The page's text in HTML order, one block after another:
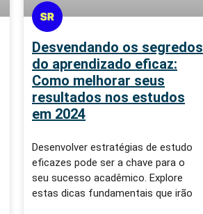
Desvendando os segredos
do aprendizado eficaz:
Como melhorar seus
resultados nos estudos
em 2024
Desenvolver estratégias de estudo
eficazes pode ser a chave para o
seu sucesso acadêmico. Explore
estas dicas fundamentais que irão